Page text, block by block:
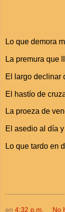
Lo que demora
La premura que
El largo declinar
El hastío de
La proeza de
El asedio al día
Lo que tardo en
en 4:32 p.m. No